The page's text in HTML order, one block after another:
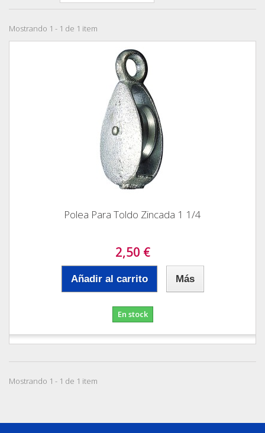
Mostrando 1 - 1 de 1 item
Polea Para Toldo Zincada 1 1/4
2,50 €
Añadir al carrito Más
En stock
Mostrando 1 - 1 de 1 item